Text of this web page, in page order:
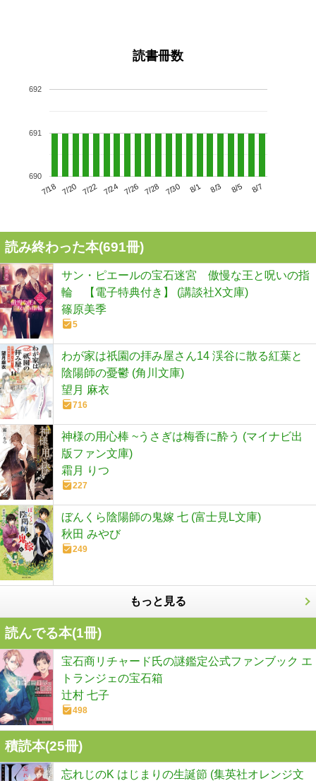
読書冊数
7/18 7/20 7/22 7/24 7/26 7/28 7/30 8/1 8/3 8/5 8/7
690
691
692
読み終わった本(691冊)
サン・ピエールの宝石迷宮 傲慢な王と呪いの指
輪 【電子特典付き】 (講談社X文庫)
篠原美季
5
わが家は祇園の拝み屋さん14 渓谷に散る紅葉と
陰陽師の憂鬱 (角川文庫)
望月 麻衣
716
神様の用心棒 ~うさぎは梅香に酔う (マイナビ出
版ファン文庫)
霜月 りつ
227
ぼんくら陰陽師の鬼嫁 七 (富士見L文庫)
秋田 みやび
249
もっと見る
読んでる本(1冊)
宝石商リチャード氏の謎鑑定公式ファンブック エ
トランジェの宝石箱
辻村 七子
498
積読本(25冊)
忘れじのK はじまりの生誕節 (集英社オレンジ文